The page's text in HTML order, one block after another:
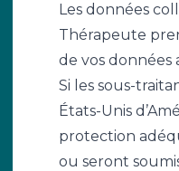
Les données
Thérapeute
de vos
Si les sous-
États-Unis
protection
ou seront